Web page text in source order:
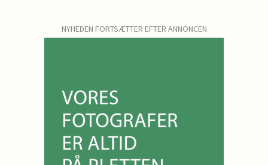
NYHEDEN FORTSÆTTER EFTER ANNONCEN